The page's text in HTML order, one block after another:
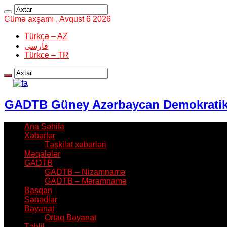
Cümə axşamı , Avqust 6 2026
Türkçə – AZ
فارسی
Türkce – TR
GADTB Güney Azərbaycan
Ana Səhifə
Xəbərlər
Təşkilat xəbərləri
Məqalələr
GADTB
GADTB – Nizamnamə
GADTB – Məramnamə
Başqan
Sənədlər
Bəyanat
Ortaq Bəyanat